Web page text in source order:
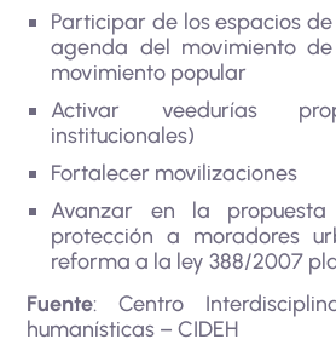
Participar de los espacios
agenda del movimiento
movimiento popular
Activar veedurías
institucionales)
Fortalecer movilizaciones
Avanzar en la
protección a moradores
reforma a la ley 388/2007
Fuente: Centro
humanísticas – CIDEH